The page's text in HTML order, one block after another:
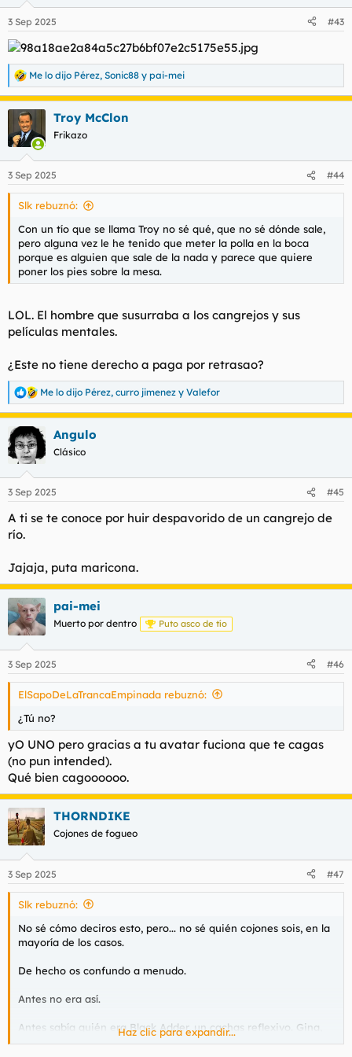
e
s
:
3 Sep 2025 #43
R
e
a
c
i
e
s
Me lo dijo Pérez, Sonic88 y pai-mei
Troy McClon
Frikazo
3 Sep 2025 #44
Slk rebuznó:
Con un tío que se llama Troy no sé qué, que no sé dónde sale,
pero alguna vez le he tenido que meter la polla en la boca
porque es alguien que sale de la nada y parece que quiere
poner los pies sobre la mesa.
LOL. El hombre que susurraba a los cangrejos y sus
películas mentales.
¿Este no tiene derecho a paga por retrasao?
R
e
a
c
c
i
e
:
Me lo dijo Pérez, curro jimenez y Valefor
Angulo
Clásico
3 Sep 2025 #45
A ti se te conoce por huir despavorido de un cangrejo de
río.
Jajaja, puta maricona.
pai-mei
Muerto por dentro Puto asco de tío
3 Sep 2025 #46
ElSapoDeLaTrancaEmpinada rebuznó:
¿Tú no?
yO UNO pero gracias a tu avatar fuciona que te cagas
(no pun intended).
Qué bien cagoooooo.
THORNDIKE
Cojones de fogueo
3 Sep 2025 #47
Slk rebuznó:
No sé cómo deciros esto, pero... no sé quién cojones sois, en la
mayoría de los casos.
De hecho os confundo a menudo.
Antes no era así.
Antes sabía quién era Black Adder, un cachas reflexivo. Gina,
una tía buena leída. Moporday, un inglés cara monguer adicto
Haz clic para expandir...